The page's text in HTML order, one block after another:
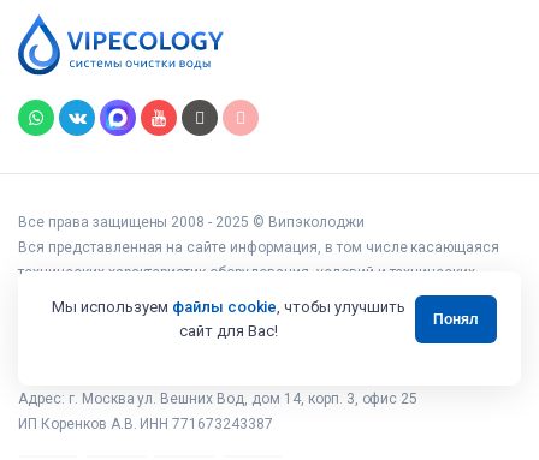
Все права защищены 2008 - 2025 © Випэколоджи
Вся представленная на сайте информация, в том числе касающаяся
технических характеристик оборудования, условий и технических
возможностей подключения, наличия на складе, стоимости товаров и
услуг, носит информационный характер и ни при каких условиях не
является публичной офертой, определяемой положениями статьи 437
Адрес: г. Москва ул. Вешних Вод, дом 14, корп. 3, офис 25
ИП Коренков А.В. ИНН 771673243387
Мы используем файлы cookie, чтобы улучшить
сайт для Вас!
Понял